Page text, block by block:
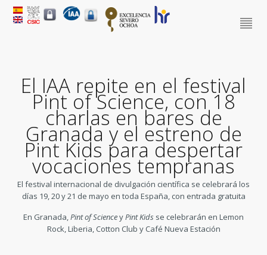
El IAA repite en el festival
Pint of Science, con 18
charlas en bares de
Granada y el estreno de
Pint Kids para despertar
vocaciones tempranas
El festival internacional de divulgación científica se celebrará los
días 19, 20 y 21 de mayo en toda España, con entrada gratuita
En Granada,Pint of ScienceyPint Kids se celebrarán en Lemon
Rock, Liberia, Cotton Club y Café Nueva Estación